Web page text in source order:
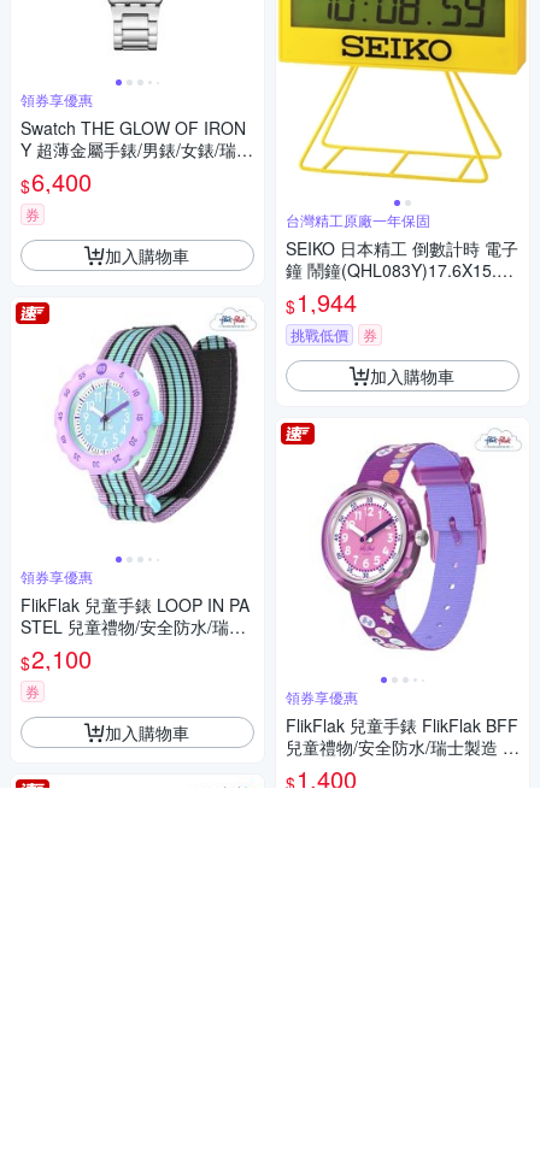
領券享優惠
Swatch THE GLOW OF IRON
Y 超薄金屬手錶/男錶/女錶/瑞士
製造 SYXS155G (38mm)
$6,400
券
加入購物車
領券享優惠
FlikFlak 兒童手錶 LOOP IN PA
STEL 兒童禮物/安全防水/瑞士
製造 FPSP071 (34.75mm)
$2,100
券
加入購物車
台灣精工原廠一年保固
SEIKO 日本精工 倒數計時 電子
鐘 鬧鐘(QHL083Y)17.6X15.8c
m
$1,944
挑戰低價 券
加入購物車
領券享優惠
FlikFlak 兒童手錶 FlikFlak BFF
兒童禮物/安全防水/瑞士製造 F
PNP172 FPNP172 (31.85mm)
$1,400